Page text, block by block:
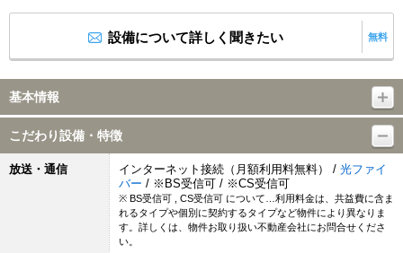
設備について詳しく聞きたい 無料
基本情報
こだわり設備・特徴
放送・通信 インターネット接続（月額利用料無料） / 光ファイ
バー / ※BS受信可 / ※CS受信可
※ BS受信可 , CS受信可 について…利用料金は、共益費に含ま
れるタイプや個別に契約するタイプなど物件により異なりま
す。詳しくは、物件お取り扱い不動産会社にお問合せくださ
い。